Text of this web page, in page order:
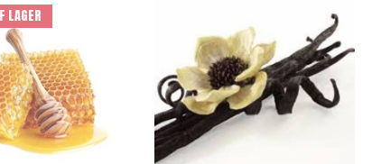
LAGER